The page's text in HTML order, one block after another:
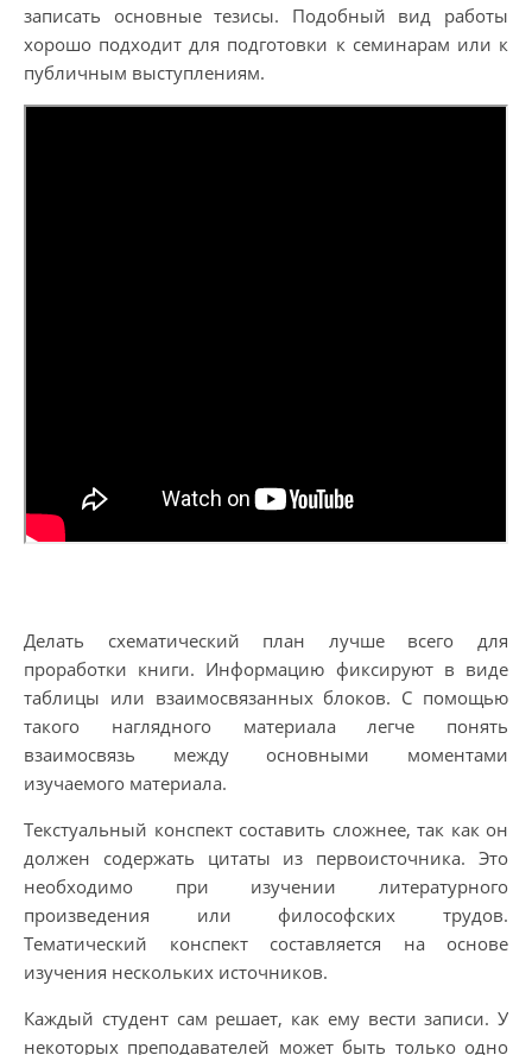
записать основные тезисы. Подобный вид работы
хорошо подходит для подготовки к семинарам или к
публичным выступлениям.
Делать схематический план лучше всего для
проработки книги. Информацию фиксируют в виде
таблицы или взаимосвязанных блоков. С помощью
такого наглядного материала легче понять
взаимосвязь между основными моментами
изучаемого материала.
Текстуальный конспект составить сложнее, так как он
должен содержать цитаты из первоисточника. Это
необходимо при изучении литературного
произведения или философских трудов.
Тематический конспект составляется на основе
изучения нескольких источников.
Каждый студент сам решает, как ему вести записи. У
некоторых преподавателей может быть только одно